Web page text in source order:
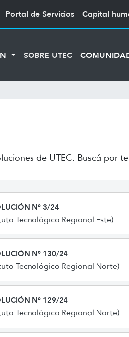
Portal de Servicios Capital
SOBRE UTEC
de UTEC. Buscá por
N° 3/24
Tecnológico Regional Este)
N° 130/24
Tecnológico Regional Norte)
N° 129/24
Tecnológico Regional Norte)